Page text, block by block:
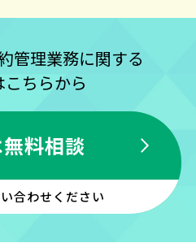
管理業務に関する
こちらから
料相談
合わせください